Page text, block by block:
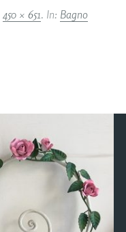
450 × 651. In: Bagno